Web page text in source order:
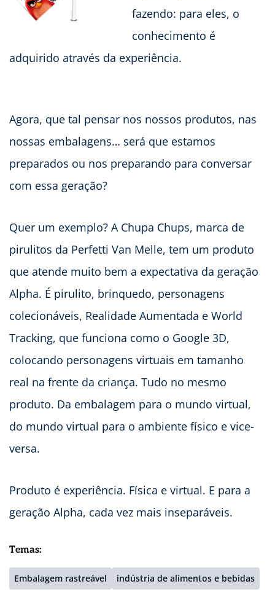
fazendo: para eles, o
conhecimento é
adquirido através da experiência.
Agora, que tal pensar nos nossos produtos, nas
nossas embalagens… será que estamos
preparados ou nos preparando para conversar
com essa geração?
Quer um exemplo? A Chupa Chups, marca de
pirulitos da Perfetti Van Melle, tem um produto
que atende muito bem a expectativa da geração
Alpha. É pirulito, brinquedo, personagens
colecionáveis, Realidade Aumentada e World
Tracking, que funciona como o Google 3D,
colocando personagens virtuais em tamanho
real na frente da criança. Tudo no mesmo
produto. Da embalagem para o mundo virtual,
do mundo virtual para o ambiente físico e vice-
versa.
Produto é experiência. Física e virtual. E para a
geração Alpha, cada vez mais inseparáveis.
Temas:
Embalagem rastreável indústria de alimentos e bebidas